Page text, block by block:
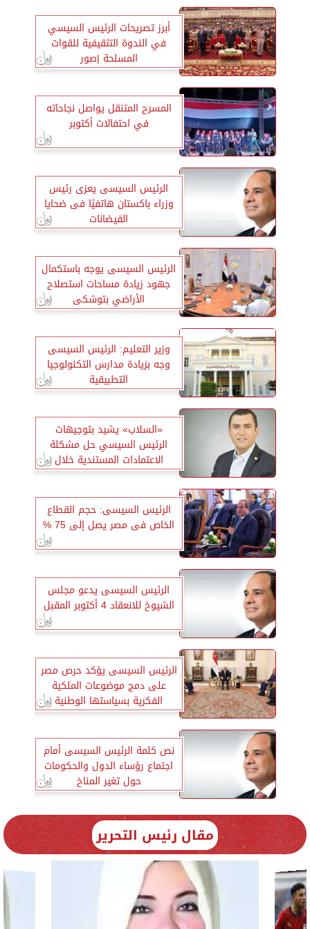
أبرز تصريحات الرئيس السيسي
في الندوة التثقيفية للقوات
المسلحة |صور
المسرح المتنقل يواصل نجاحاته
في احتفالات أكتوبر
الرئيس السيسى يعزى رئيس
وزراء باكستان هاتفيًا فى ضحايا
الفيضانات
الرئيس السيسى يوجه باستكمال
جهود زيادة مساحات استصلاح
الأراضي بتوشكى
وزير التعليم: الرئيس السيسى
وجه بزيادة مدارس التكنولوجيا
التطبيقية
«السلاب» يشيد بتوجيهات
الرئيس السيسي حل مشكلة
الاعتمادات المستندية خلال
شهرين
الرئيس السيسى: حجم القطاع
الخاص فى مصر يصل إلى 75 %
الرئيس السيسى يدعو مجلس
الشيوخ للانعقاد 4 أكتوبر المقبل
الرئيس السيسى يؤكد حرص مصر
على دمج موضوعات الملكية
الفكرية بسياستها الوطنية
نص كلمة الرئيس السيسى أمام
اجتماع رؤساء الدول والحكومات
حول تغير المناخ
مقال رئيس التحرير